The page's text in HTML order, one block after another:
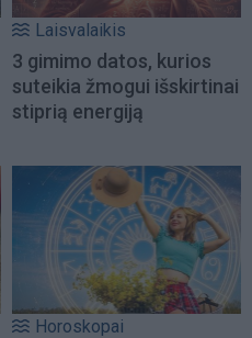
Laisvalaikis
3 gimimo datos, kurios
suteikia žmogui išskirtinai
stiprią energiją
Horoskopai